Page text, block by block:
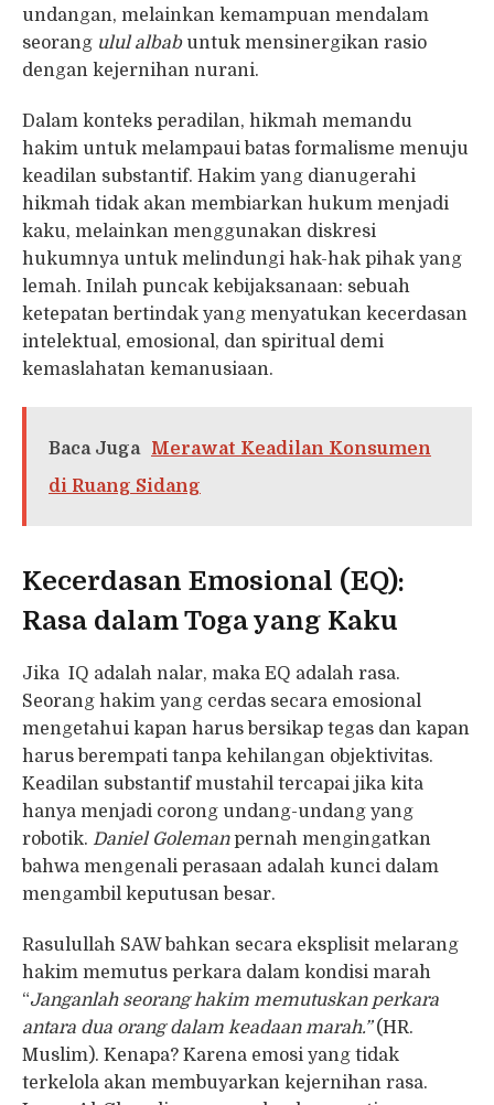
undangan, melainkan kemampuan mendalam
seorang ulul albabuntuk mensinergikan rasio
dengan kejernihan nurani.
Dalam konteks peradilan, hikmah memandu
hakim untuk melampaui batas formalisme menuju
keadilan substantif. Hakim yang dianugerahi
hikmah tidak akan membiarkan hukum menjadi
kaku, melainkan menggunakan diskresi
hukumnya untuk melindungi hak-hak pihak yang
lemah. Inilah puncak kebijaksanaan: sebuah
ketepatan bertindak yang menyatukan kecerdasan
intelektual, emosional, dan spiritual demi
kemaslahatan kemanusiaan.
Baca Juga
Merawat Keadilan Konsumen
di Ruang Sidang
Kecerdasan Emosional (EQ):
Rasa dalam Toga yang Kaku
Jika IQ adalah nalar, maka EQ adalah rasa.
Seorang hakim yang cerdas secara emosional
mengetahui kapan harus bersikap tegas dan kapan
harus berempati tanpa kehilangan objektivitas.
Keadilan substantif mustahil tercapai jika kita
hanya menjadi corong undang-undang yang
robotik. Daniel Golemanpernah mengingatkan
bahwa mengenali perasaan adalah kunci dalam
mengambil keputusan besar.
Rasulullah SAW bahkan secara eksplisit melarang
hakim memutus perkara dalam kondisi marah
“Janganlah seorang hakim memutuskan perkara
antara dua orang dalam keadaan marah.”(HR.
Muslim). Kenapa? Karena emosi yang tidak
terkelola akan membuyarkan kejernihan rasa.